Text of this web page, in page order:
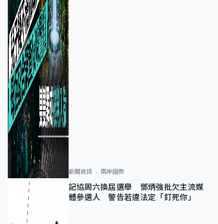
新聞資訊 兩岸國際
記協周六換屆選舉 鄧炳強批欠主流媒
體參選人 警告若違法定「釘死你」